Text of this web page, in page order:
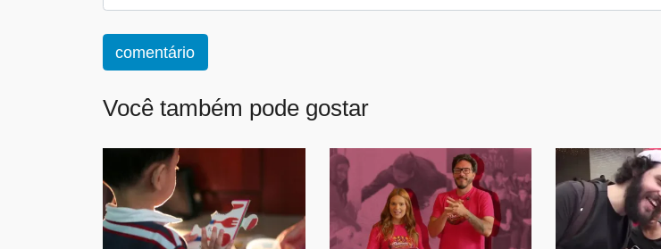
comentário
Você também pode gostar